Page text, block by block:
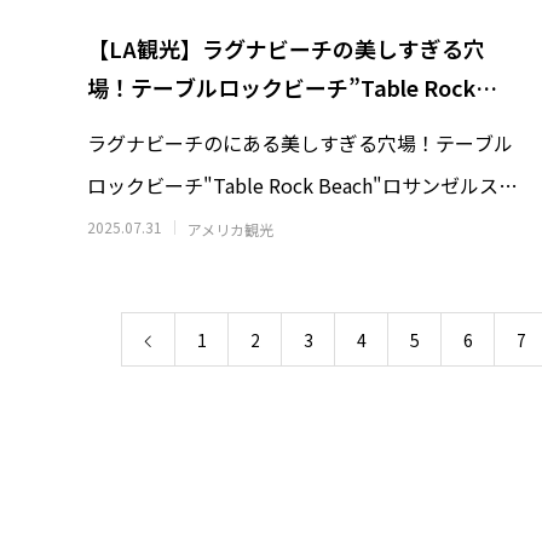
【LA観光】ラグナビーチの美しすぎる穴
場！テーブルロックビーチ”Table Rock
ラグナビーチのにある美しすぎる穴場！テーブル
ロックビーチ"Table Rock Beach"ロサンゼルスの
お隣オレンジカウンティには
2025.07.31 アメリカ観光
1 2 3 4 5 6 7